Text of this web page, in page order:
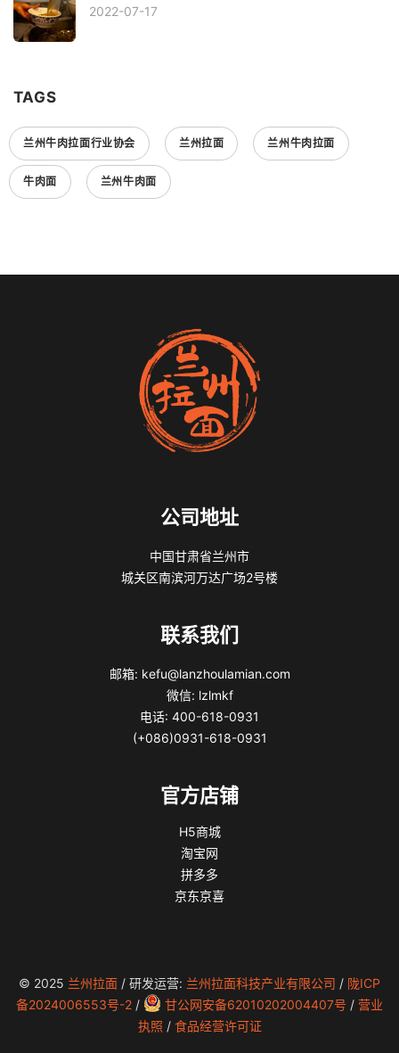
2022-07-17
TAGS
兰州牛肉拉面行业协会 兰州拉面 兰州牛肉拉面
牛肉面 兰州牛肉面
公司地址
中国甘肃省兰州市
城关区南滨河万达广场2号楼
联系我们
邮箱: kefu@lanzhoulamian.com
微信: lzlmkf
电话: 400-618-0931
(+086)0931-618-0931
官方店铺
H5商城
淘宝网
拼多多
京东京喜
© 2025 兰州拉面 / 研发运营: 兰州拉面科技产业有限公司 / 陇ICP
备2024006553号-2 / 甘公网安备62010202004407号 / 营业
执照 / 食品经营许可证